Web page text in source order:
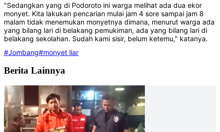
"Sedangkan yang di Podoroto ini warga melihat ada dua ekor
monyet. Kita lakukan pencarian mulai jam 4 sore sampai jam 8
malam tidak menemukan monyetnya dimana, menurut warga ada
yang bilang lari di belakang pemukiman, ada yang bilang lari di
belakang sekolahan. Sudah kami sisir, belum ketemu," katanya.
#Jombang#monyet liar
Berita Lainnya